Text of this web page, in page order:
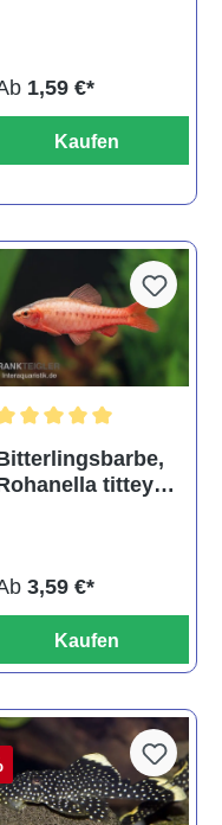
1,59 €*
Kaufen
5 von 5 Sternen
titteya,
3,59 €*
Kaufen